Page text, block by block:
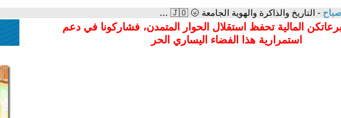
- التاريخ والذاكرة والهوية الجامعة 🌝 🇯🇴 …
المالية تحفظ استقلال الحوار المتمدن، فشاركونا في دعم
استمرارية هذا الفضاء اليساري الحر